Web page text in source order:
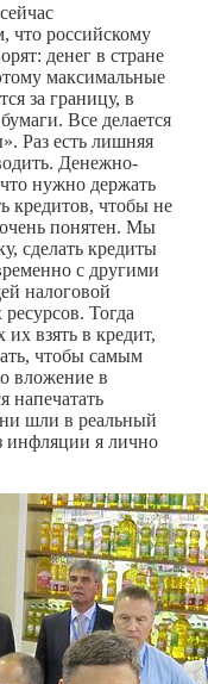
что российскому
денег в стране
максимальные
за границу, в
Все делается
Раз есть лишняя
Денежно-
нужно держать
кредитов, чтобы не
понятен. Мы
сделать кредиты
с другими
налоговой
Тогда
взять в кредит,
чтобы самым
вложение в
напечатать
шли в реальный
инфляции я лично